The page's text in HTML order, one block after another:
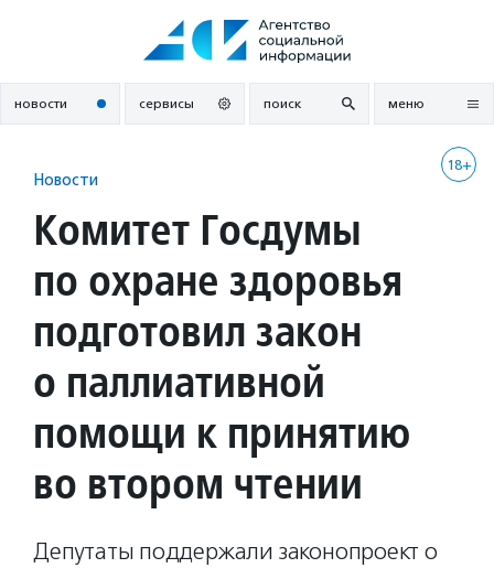
новости сервисы поиск меню
18+
Новости
Комитет Госдумы
по охране здоровья
подготовил закон
о паллиативной
помощи к принятию
во втором чтении
Депутаты поддержали законопроект о